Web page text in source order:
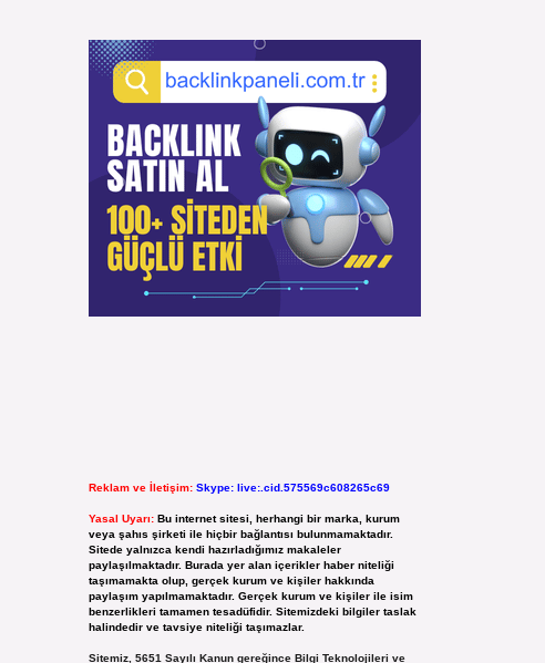
Reklam ve İletişim: Skype: live:.cid.575569c608265c69
Yasal Uyarı: Bu internet sitesi, herhangi bir marka, kurum
veya şahıs şirketi ile hiçbir bağlantısı bulunmamaktadır.
Sitede yalnızca kendi hazırladığımız makaleler
paylaşılmaktadır. Burada yer alan içerikler haber niteliği
taşımamakta olup, gerçek kurum ve kişiler hakkında
paylaşım yapılmamaktadır. Gerçek kurum ve kişiler ile isim
benzerlikleri tamamen tesadüfidir. Sitemizdeki bilgiler taslak
halindedir ve tavsiye niteliği taşımazlar.
Sitemiz, 5651 Sayılı Kanun gereğince Bilgi Teknolojileri ve